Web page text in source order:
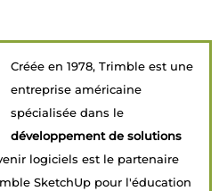
Créée en 1978, Trimble est une
entreprise américaine
spécialisée dans le
développement de solutions
logiciels est le partenaire
SketchUp pour l'éducation